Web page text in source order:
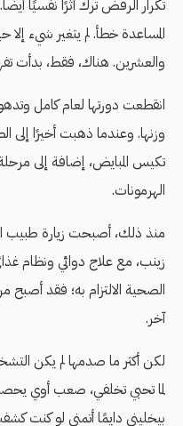
تكرار الرفض ترك أثرًا نفسيًا
المساعدة خطأ. لم يتغير شيء إلا
والعشرين. هناك، فقط، بدأت
انقطعت دورتها لعام كامل
وزنها. وعندما ذهبت أخيرًا إلى
تكيس المبايض، إضافة إلى
الهرمونات.
منذ ذلك، أصبحت زيارة طبيب
زينب، مع علاج دوائي ونظام
الصحية الالتزام به؛ فقد
آخر.
لكن أكثر ما صدمها لم يكن
لما تحبي تخلفي، صعب أوي
بيخليني دايمًا أتمنى لو